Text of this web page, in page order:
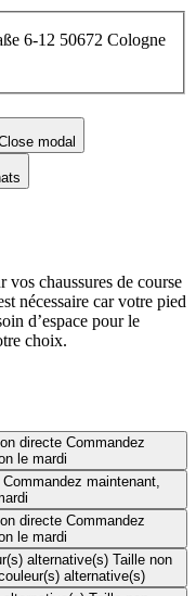
6-12 50672 Cologne
modal
chaussures de course
nécessaire car votre pied
d’espace pour le
choix.
directe Commandez
le mardi
Commandez maintenant,
directe Commandez
le mardi
alternative(s) Taille non
alternative(s)